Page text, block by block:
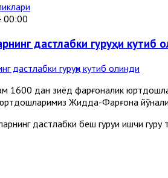
00:00
дастлабки гуруҳи кутиб
1600 дан зиёд фарғоналик
Жидда-Фарғона
дастлабки беш гуруҳи ишчи